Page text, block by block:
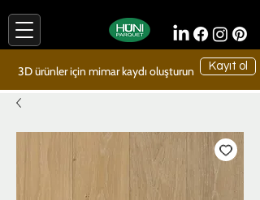
3D ürünler için mimar kaydı oluşturun Kayıt ol